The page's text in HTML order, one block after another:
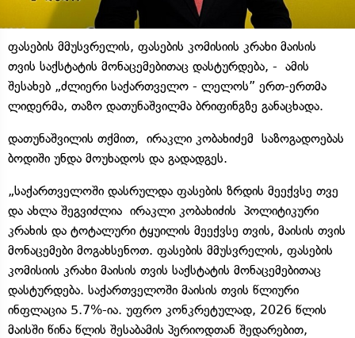
ფასების მმუსვრელის, ფასების კომისიის კრახი მაისის
თვის საქსტატის მონაცემებითაც დასტურდება, - ამის
შესახებ „ძლიერი საქართველო - ლელოს” ერთ-ერთმა
ლიდერმა, თაზო დათუნაშვილმა ბრიფინგზე განაცხადა.
დათუნაშვილის თქმით, ირაკლი კობახიძემ საზოგადოებას
ბოდიში უნდა მოუხადოს და გადადგეს.
„საქართველოში დასრულდა ფასების ზრდის მეექვსე თვე
და ახლა შეგვიძლია ირაკლი კობახიძის პოლიტიკური
კრახის და ტოტალური ტყუილის მეექვსე თვის, მაისის თვის
მონაცემები მოგახსენოთ. ფასების მმუსვრელის, ფასების
კომისიის კრახი მაისის თვის საქსტატის მონაცემებითაც
დასტურდება. საქართველოში მაისის თვის წლიური
ინფლაცია 5.7%-ია. უფრო კონკრეტულად, 2026 წლის
მაისში წინა წლის შესაბამის პერიოდთან შედარებით,